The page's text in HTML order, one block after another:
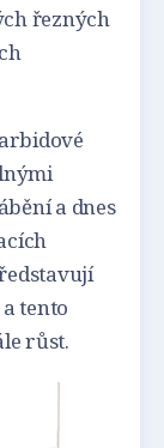
řezných
a dnes
tento
růst.